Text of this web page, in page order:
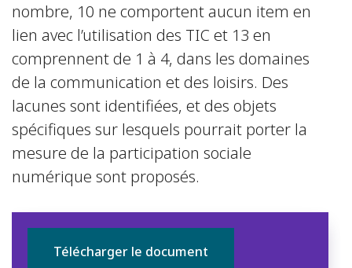
nombre, 10 ne comportent aucun item en
lien avec l’utilisation des TIC et 13 en
comprennent de 1 à 4, dans les domaines
de la communication et des loisirs. Des
lacunes sont identifiées, et des objets
spécifiques sur lesquels pourrait porter la
mesure de la participation sociale
numérique sont proposés.
Télécharger le document